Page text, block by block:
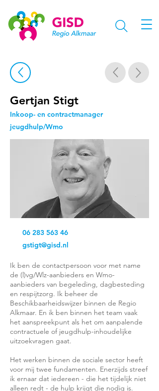
Gertjan Stigt
Inkoop- en contractmanager
jeugdhulp/Wmo
06 283 563 46
gstigt@gisd.nl
Ik ben de contactpersoon voor met name
de (l)vg/Wlz-aanbieders en Wmo-
aanbieders van begeleding, dagbesteding
en respijtzorg. Ik beheer de
Beschikbaarheidswijzer binnen de Regio
Alkmaar. En ik ben binnen het team vaak
het aanspreekpunt als het om aanpalende
contractuele of jeugdhulp-inhoudelijke
uitzoekvragen gaat.
Het werken binnen de sociale sector heeft
voor mij twee fundamenten. Enerzijds streef
ik ernaar dat iedereen - die het tijdelijk niet
alleen redt - de hulp krijgt die nodig is.